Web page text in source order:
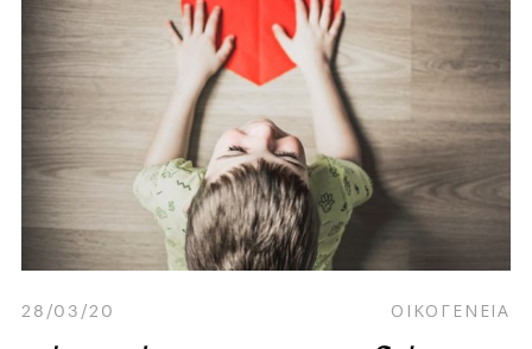
28/03/20 ΟΙΚΟΓΕΝΕΙΑ